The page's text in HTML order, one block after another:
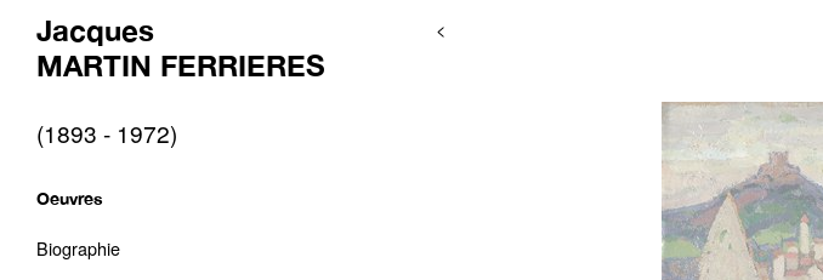
Jacques
MARTIN FERRIERES
(1893 - 1972)
Oeuvres
Biographie
<